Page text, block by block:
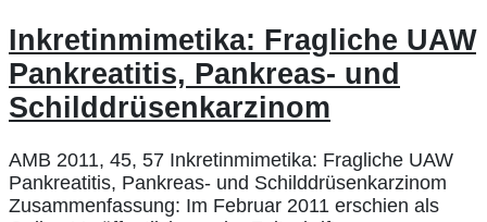
Inkretinmimetika: Fragliche UAW
Pankreatitis, Pankreas- und
Schilddrüsenkarzinom
AMB 2011, 45, 57 Inkretinmimetika: Fragliche UAW
Pankreatitis, Pankreas- und Schilddrüsenkarzinom
Zusammenfassung: Im Februar 2011 erschien als